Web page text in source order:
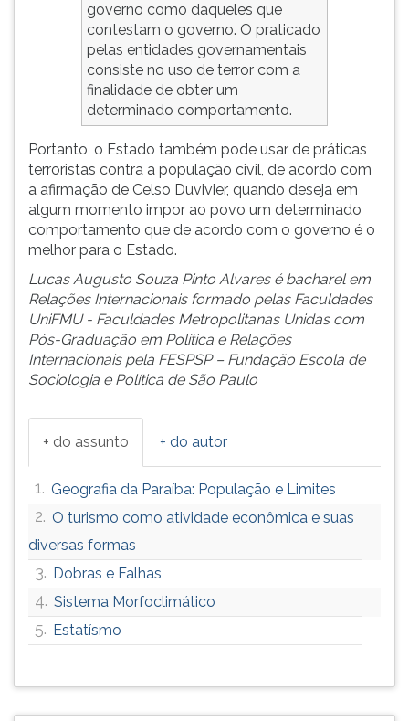
governo como daqueles que
contestam o governo. O praticado
pelas entidades governamentais
consiste no uso de terror com a
finalidade de obter um
determinado comportamento.
Portanto, o Estado também pode usar de práticas
terroristas contra a população civil, de acordo com
a afirmação de Celso Duvivier, quando deseja em
algum momento impor ao povo um determinado
comportamento que de acordo com o governo é o
melhor para o Estado.
Lucas Augusto Souza Pinto Alvares é bacharel em
Relações Internacionais formado pelas Faculdades
UniFMU - Faculdades Metropolitanas Unidas com
Pós-Graduação em Política e Relações
Internacionais pela FESPSP – Fundação Escola de
Sociologia e Política de São Paulo
+ do assunto + do autor
1. Geografia da Paraíba: População e Limites
2. O turismo como atividade econômica e suas
diversas formas
3. Dobras e Falhas
4. Sistema Morfoclimático
5. Estatísmo